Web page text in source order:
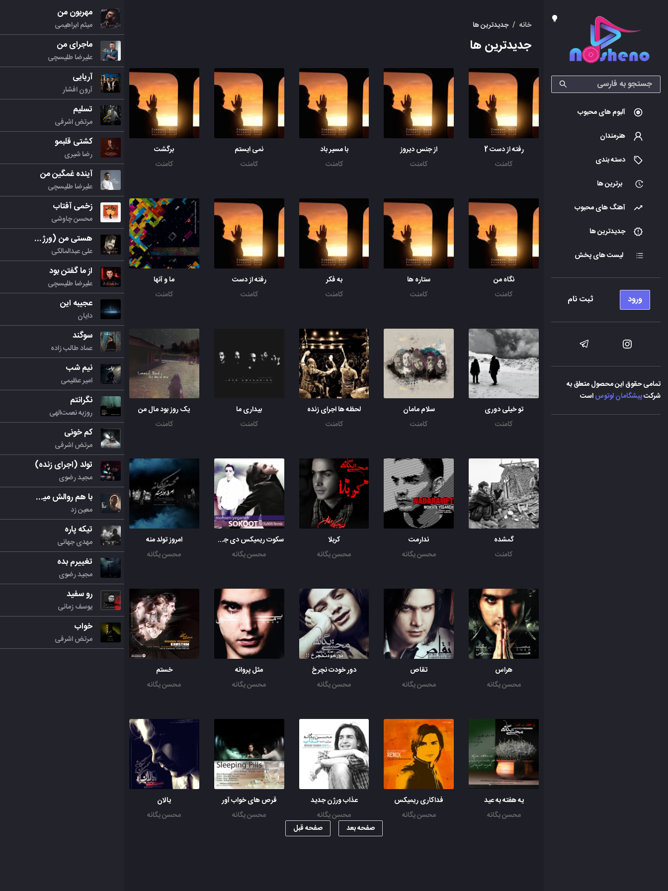
آلبوم های محبوب
هنرمندان
دسته بندی
برترین ها
آهنگ های محبوب
جدیدترین ها
لیست های پخش
ورود ثبت نام
تمامی حقوق این محصول متعلق به
شرکتپیشگامان لوتوساست
خانه / جدیدترین ها
جدیدترین ها
رفته از دست 2
کامنت
از جنس دیروز
کامنت
با مسیر باد
کامنت
نمی ایستم
کامنت
برگشت
کامنت
نگاه من
کامنت
ستاره ها
کامنت
به فکر
کامنت
رفته از دست
کامنت
ما و آنها
کامنت
تو خیلی دوری
کامنت
سلام مامان
کامنت
لحظه ها اجرای زنده
کامنت
بیداری ما
کامنت
یک روز بود مال من
کامنت
گمشده
کامنت
ندارمت
محسن یگانه
کربلا
محسن یگانه
سکوت ریمیکس دی جی رامین
محسن یگانه
امروز تولد منه
محسن یگانه
هراس
محسن یگانه
تقاص
محسن یگانه
دور خودت نچرخ
محسن یگانه
مثل پروانه
محسن یگانه
خستم
محسن یگانه
یه هفته به عید
محسن یگانه
فداکاری ریمیکس
محسن یگانه
عذاب ورژن جدید
محسن یگانه
قرص های خواب آور
محسن یگانه
یالان
محسن یگانه
صفحه بعد
صفحه قبل
مهربون من
میثم ابراهیمی
ماجرای من
علیرضا طلیسچی
آریایی
آرون افشار
تسلیم
مرتض اشرفی
کشتی قلبمو
رضا شیری
آینده غمگین من
علیرضا طلیسچی
زخمی آفتاب
محسن چاوشی
هستی من (ورژن جدید)
علی عبدالمالکی
از ما گفتن بود
علیرضا طلیسچی
عجیبه این
دایان
سوگند
عماد طالب زاده
نیم شب
امیر عظیمی
نگرانتم
روزبه نعمت‌الهی
کم خونی
مرتض اشرفی
تولد (اجرای زنده)
مجید رضوی
با هم روالش میکنیم
معین زد
تیکه پاره
مهدی جهانی
تغییرم بده
مجید رضوی
رو سفید
یوسف زمانی
خواب
مرتض اشرفی